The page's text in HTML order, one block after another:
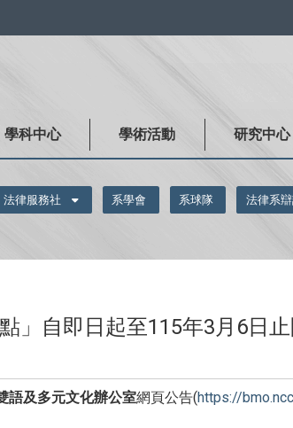
學科中心 學術活動 研究中心
法律服務社 系學會 系球隊 法律系
」自即日起至115年3月6日
語及多元文化辦公室網頁公告(https://